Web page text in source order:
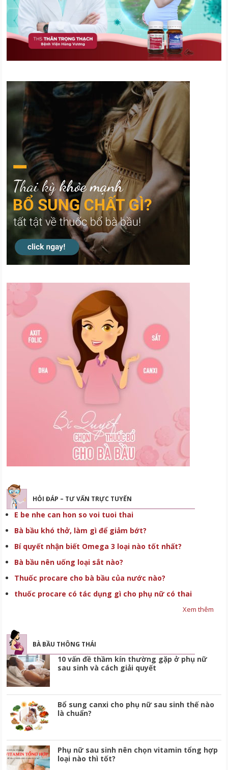
HỎI ĐÁP – TƯ VẤN TRỰC TUYẾN
E be nhe can hon so voi tuoi thai
Bà bầu khó thở, làm gì để giảm bớt?
Bí quyết nhận biết Omega 3 loại nào tốt nhất?
Bà bầu nên uống loại sắt nào?
Thuốc procare cho bà bầu của nước nào?
thuốc procare có tác dụng gì cho phụ nữ có thai
Xem thêm
BÀ BẦU THÔNG THÁI
10 vấn đề thầm kín thường gặp ở phụ nữ
sau sinh và cách giải quyết
Bổ sung canxi cho phụ nữ sau sinh thế nào
là chuẩn?
Phụ nữ sau sinh nên chọn vitamin tổng hợp
loại nào thì tốt?